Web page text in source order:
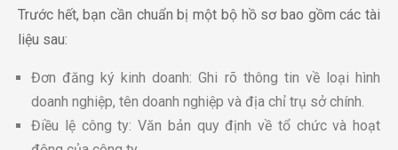
Trước hết, bạn cần chuẩn bị một bộ hồ sơ bao gồm các tài
liệu sau:
Đơn đăng ký kinh doanh: Ghi rõ thông tin về loại hình
doanh nghiệp, tên doanh nghiệp và địa chỉ trụ sở chính.
Điều lệ công ty: Văn bản quy định về tổ chức và hoạt